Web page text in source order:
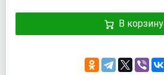
В корзину